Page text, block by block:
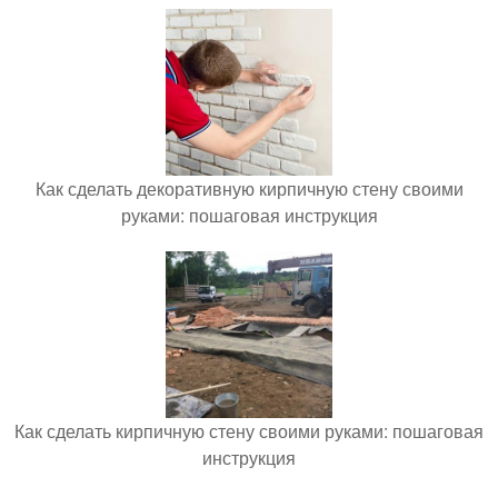
Как сделать декоративную кирпичную стену своими
руками: пошаговая инструкция
Как сделать кирпичную стену своими руками: пошаговая
инструкция